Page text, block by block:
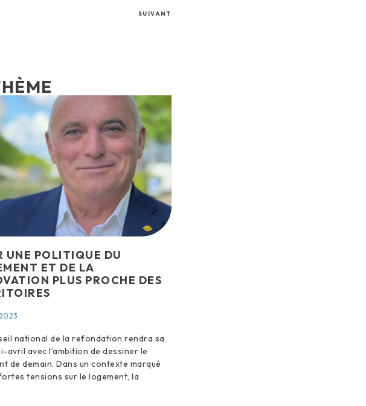
SUIVANT
UNE POLITIQUE DU
ET DE LA
PLUS PROCHE DES
national de la refondation rendra sa
avril avec l’ambition de dessiner le
de demain. Dans un contexte marqué
tensions sur le logement, la